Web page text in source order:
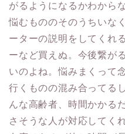
がるようになるかわから
悩むもののそのうちいな
ーターの説明をしてくれ
ーなど買えぬ。今後繋が
いのよね。悩みまくって
行くものの混み合ってる
んな高齢者、時間かかる
さそうな人が対応してく